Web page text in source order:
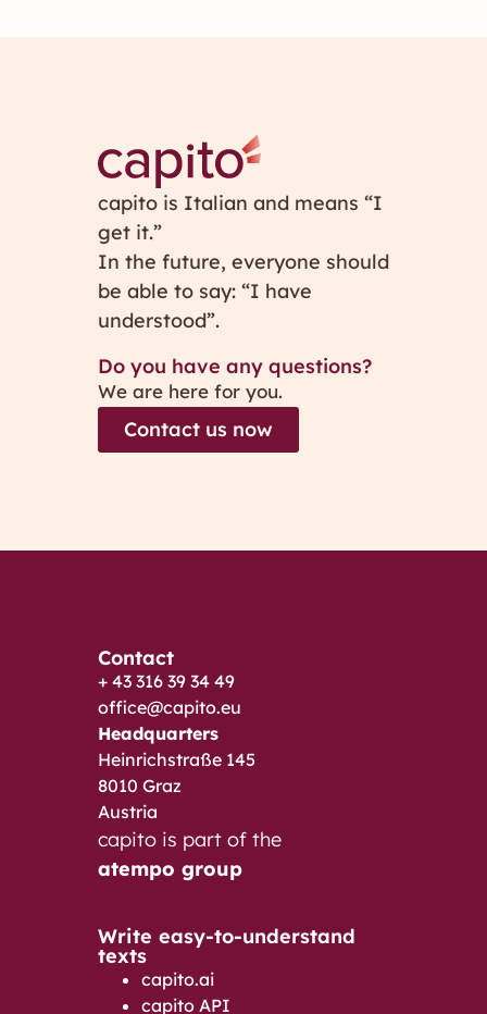
capito is Italian and means “I
get it.”
In the future, everyone should
be able to say: “I have
understood”.
Do you have any questions?
We are here for you.
Contact us now
Contact
+ 43 316 39 34 49
office@capito.eu
Headquarters
Heinrichstraße 145
8010 Graz
Austria
capito is part of the
atempo group
Write easy-to-understand
texts
capito.ai
capito API